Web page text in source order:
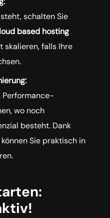
schalten Sie
based hosting
skalieren, falls Ihre
Performance-
wo noch
besteht. Dank
Sie praktisch in